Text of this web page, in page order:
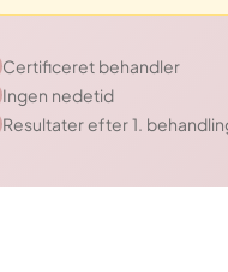
Certificeret behandler
Ingen nedetid
Resultater efter 1.